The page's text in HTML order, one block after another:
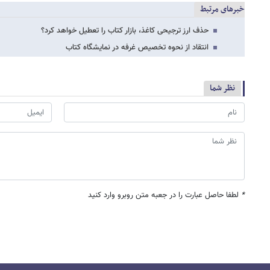
خبرهای مرتبط
حذف ارز ترجیحی کاغذ، بازار کتاب را تعطیل خواهد کرد؟
انتقاد از نحوه تخصیص غرفه در نمایشگاه کتاب
نظر شما
* لطفا حاصل عبارت را در جعبه متن روبرو وارد کنید